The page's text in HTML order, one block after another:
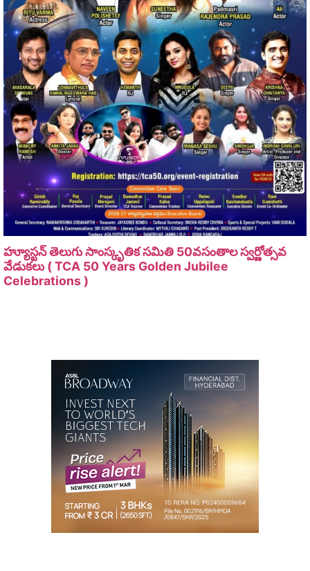
హ్యూస్టన్ తెలుగు సాంస్కృతిక సమితి 50వసంతాల స్వర్ణోత్సవ
వేడుకలు ( TCA 50 Years Golden Jubilee
Celebrations )